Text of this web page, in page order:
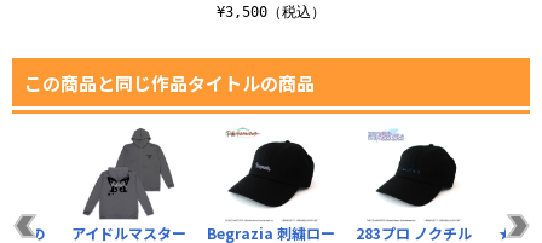
¥3,500（税込）
この商品と同じ作品タイトルの商品
Begrazia 刺繍ロー 283プロ ノクチル ★限
通の アイドルマスター